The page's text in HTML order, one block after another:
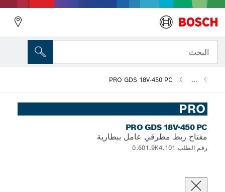
البحث
...
PRO GDS 18V-450 PC
PRO
PRO GDS 18V-450 PC
مفتاح ربط مطرقي عامل ببطارية
رقم الطلب 0.601.9K4.101